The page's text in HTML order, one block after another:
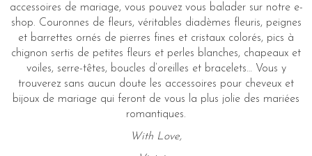
accessoires de mariage, vous pouvez vous balader sur notre e-
shop. Couronnes de fleurs, véritables diadèmes fleuris, peignes
et barrettes ornés de pierres fines et cristaux colorés, pics à
chignon sertis de petites fleurs et perles blanches, chapeaux et
voiles, serre-têtes, boucles d’oreilles et bracelets… Vous y
trouverez sans aucun doute les accessoires pour cheveux et
bijoux de mariage qui feront de vous la plus jolie des mariées
romantiques.
With Love,